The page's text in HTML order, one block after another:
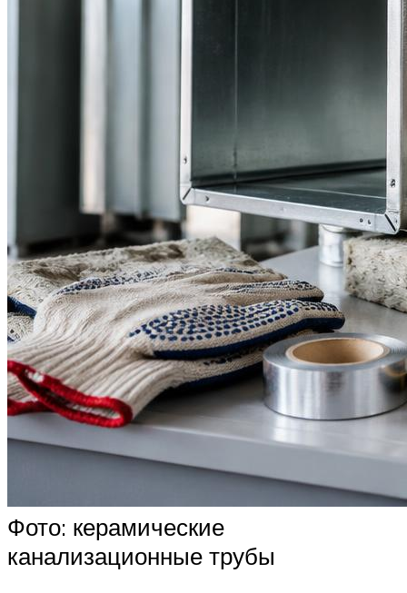
Фото: керамические
канализационные трубы